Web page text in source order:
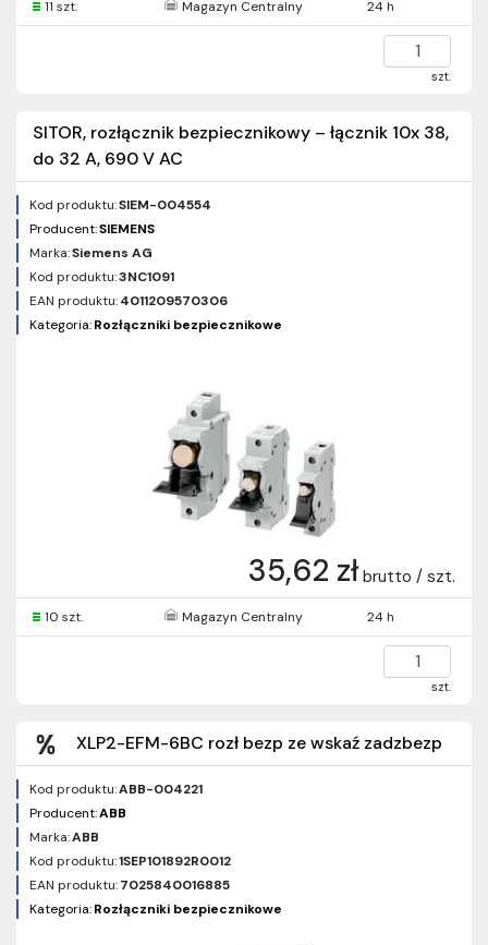
11 szt. Magazyn Centralny 24 h
szt.
SITOR, rozłącznik bezpiecznikowy – łącznik 10x 38,
do 32 A, 690 V AC
Kod produktu:SIEM-004554
Producent:SIEMENS
Marka:Siemens AG
Kod produktu:3NC1091
EAN produktu:4011209570306
Kategoria:Rozłączniki bezpiecznikowe
35,62 zł brutto / szt.
10 szt. Magazyn Centralny 24 h
szt.
XLP2-EFM-6BC rozł bezp ze wskaź zadzbezp
Kod produktu:ABB-004221
Producent:ABB
Marka:ABB
Kod produktu:1SEP101892R0012
EAN produktu:7025840016885
Kategoria:Rozłączniki bezpiecznikowe